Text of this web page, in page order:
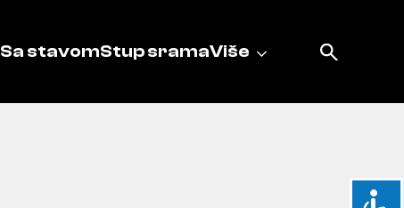
Sa stavomStup sramaViše